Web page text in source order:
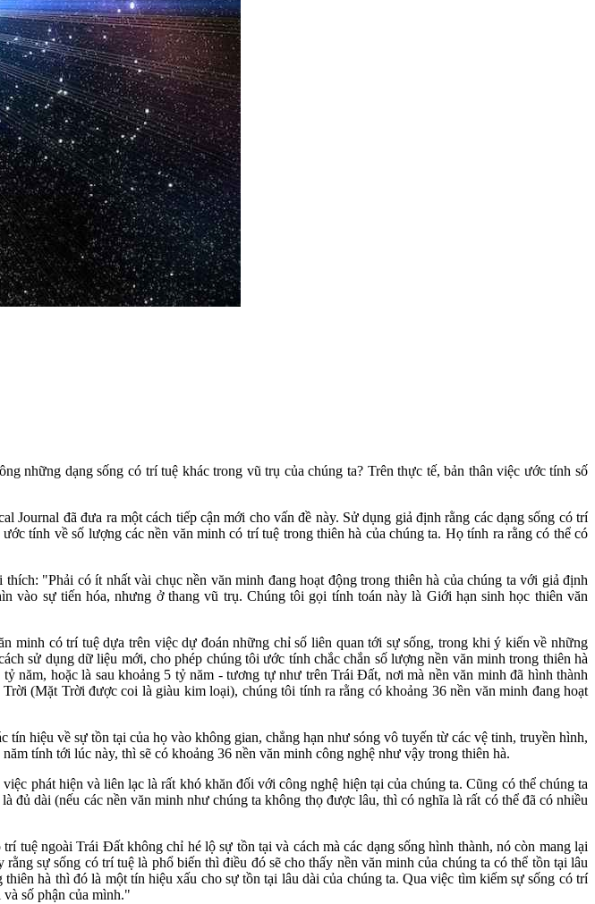
những dạng sống có trí tuệ khác trong vũ trụ của chúng ta? Trên thực tế, bản thân việc ước tính số
đã đưa ra một cách tiếp cận mới cho vấn đề này. Sử dụng giả định rằng các dạng sống có trí
tính về số lượng các nền văn minh có trí tuệ trong thiên hà của chúng ta. Họ tính ra rằng có thể có
"Phải có ít nhất vài chục nền văn minh đang hoạt động trong thiên hà của chúng ta với giả định
sự tiến hóa, nhưng ở thang vũ trụ. Chúng tôi gọi tính toán này là Giới hạn sinh học thiên văn
minh có trí tuệ dựa trên việc dự đoán những chỉ số liên quan tới sự sống, trong khi ý kiến về những
sử dụng dữ liệu mới, cho phép chúng tôi ước tính chắc chắn số lượng nền văn minh trong thiên hà
năm, hoặc là sau khoảng 5 tỷ năm - tương tự như trên Trái Đất, nơi mà nền văn minh đã hình thành
(Mặt Trời được coi là giàu kim loại), chúng tôi tính ra rằng có khoảng 36 nền văn minh đang hoạt
hiệu về sự tồn tại của họ vào không gian, chẳng hạn như sóng vô tuyến từ các vệ tinh, truyền hình,
tính tới lúc này, thì sẽ có khoảng 36 nền văn minh công nghệ như vậy trong thiên hà.
phát hiện và liên lạc là rất khó khăn đối với công nghệ hiện tại của chúng ta. Cũng có thể chúng ta
dài (nếu các nền văn minh như chúng ta không thọ được lâu, thì có nghĩa là rất có thể đã có nhiều
ngoài Trái Đất không chỉ hé lộ sự tồn tại và cách mà các dạng sống hình thành, nó còn mang lại
sự sống có trí tuệ là phổ biến thì điều đó sẽ cho thấy nền văn minh của chúng ta có thể tồn tại lâu
hà thì đó là một tín hiệu xấu cho sự tồn tại lâu dài của chúng ta. Qua việc tìm kiếm sự sống có trí
số phận của mình."